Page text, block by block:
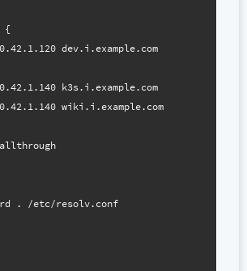
{
dev.i.example.com
k3s.i.example.com
wiki.i.example.com
. /etc/resolv.conf